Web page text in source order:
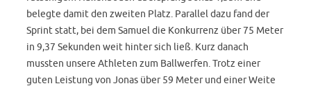
belegte damit den zweiten Platz. Parallel dazu fand der
Sprint statt, bei dem Samuel die Konkurrenz über 75 Meter
in 9,37 Sekunden weit hinter sich ließ. Kurz danach
mussten unsere Athleten zum Ballwerfen. Trotz einer
guten Leistung von Jonas über 59 Meter und einer Weite